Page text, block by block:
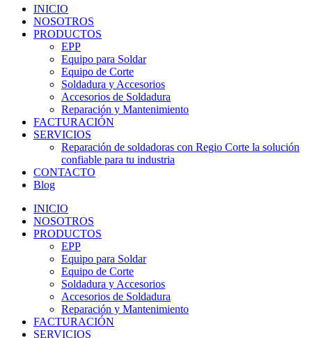
INICIO
NOSOTROS
PRODUCTOS
EPP
Equipo para Soldar
Equipo de Corte
Soldadura y Accesorios
Accesorios de Soldadura
Reparación y Mantenimiento
FACTURACIÓN
SERVICIOS
Reparación de soldadoras con Regio Corte la solución
confiable para tu industria
CONTACTO
Blog
INICIO
NOSOTROS
PRODUCTOS
EPP
Equipo para Soldar
Equipo de Corte
Soldadura y Accesorios
Accesorios de Soldadura
Reparación y Mantenimiento
FACTURACIÓN
SERVICIOS